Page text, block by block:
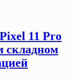
11 Pro
складном